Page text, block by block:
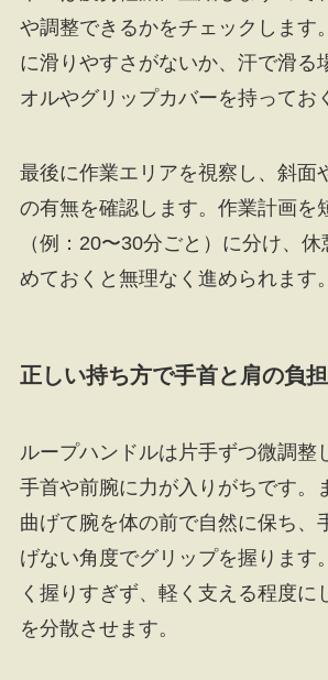
や調整できるかをチェックします
に滑りやすさがないか、汗で滑る
オルやグリップカバーを持ってお
最後に作業エリアを視察し、斜面
の有無を確認します。作業計画を
（例：20〜30分ごと）に分け、
めておくと無理なく進められます。
正しい持ち方で手首と肩の負
ループハンドルは片手ずつ微調整
手首や前腕に力が入りがちです。
曲げて腕を体の前で自然に保ち、
げない角度でグリップを握ります
く握りすぎず、軽く支える程度に
を分散させます。